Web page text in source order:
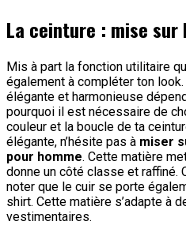
La ceinture : mise sur
Mis à part la fonction utilitaire
également à compléter ton look.
élégante et harmonieuse
pourquoi il est nécessaire de
couleur et la boucle de ta
élégante, n’hésite pas à miser
pour homme. Cette matière
donne un côté classe et raffiné.
noter que le cuir se porte
shirt. Cette matière s’adapte à
vestimentaires.